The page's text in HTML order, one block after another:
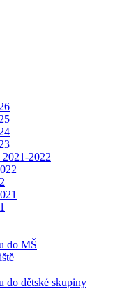
2021-2022
do MŠ
do dětské skupiny